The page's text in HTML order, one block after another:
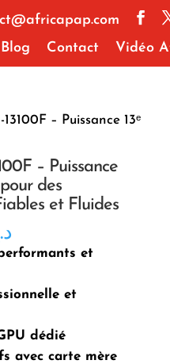
Blog Contact Vidéo
– Puissance 13ᵉ
– Puissance
des
et Fluides
et
et
dédié
avec carte mère